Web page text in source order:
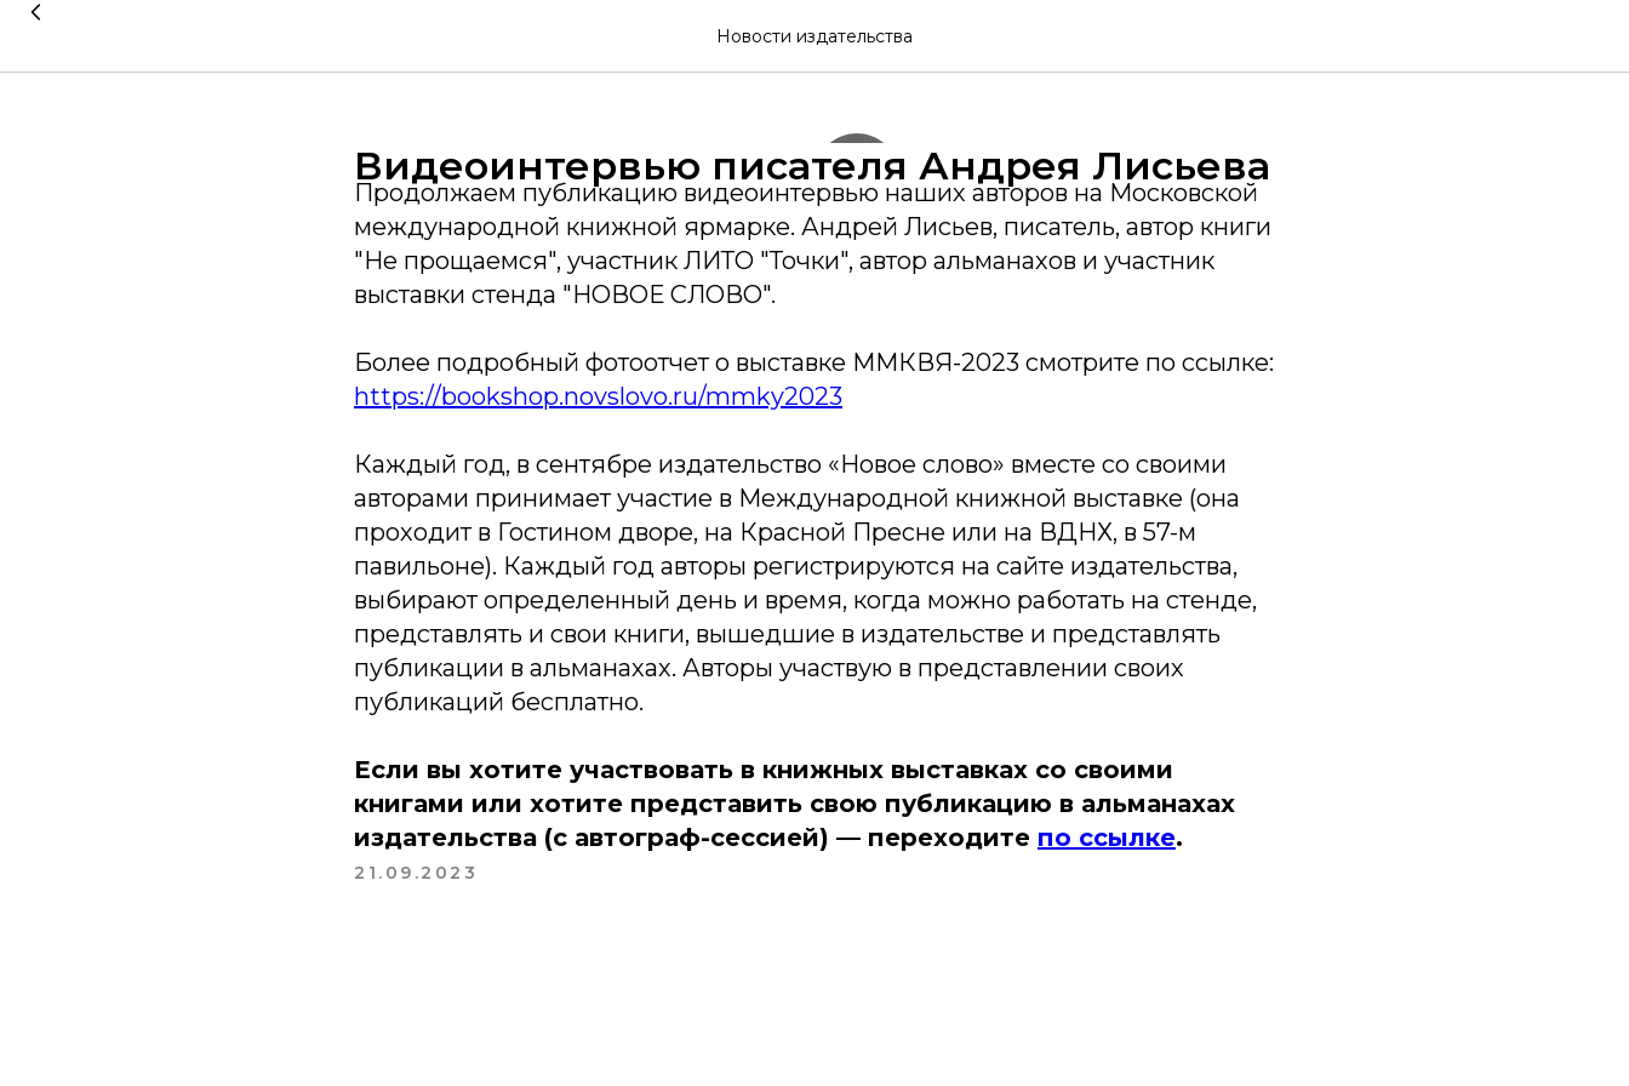
Новости издательства
Видеоинтервью писателя Андрея Лисьева
Продолжаем публикацию видеоинтервью наших авторов на Московской
международной книжной ярмарке. Андрей Лисьев, писатель, автор книги
"Не прощаемся", участник ЛИТО "Точки", автор альманахов и участник
выставки стенда "НОВОЕ СЛОВО".
Более подробный фотоотчет о выставке ММКВЯ-2023 смотрите по ссылке:
https://bookshop.novslovo.ru/mmky2023
Каждый год, в сентябре издательство «Новое слово» вместе со своими
авторами принимает участие в Международной книжной выставке (она
проходит в Гостином дворе, на Красной Пресне или на ВДНХ, в 57-м
павильоне). Каждый год авторы регистрируются на сайте издательства,
выбирают определенный день и время, когда можно работать на стенде,
представлять и свои книги, вышедшие в издательстве и представлять
публикации в альманахах. Авторы участвую в представлении своих
публикаций бесплатно.
Если вы хотите участвовать в книжных выставках со своими
книгами или хотите представить свою публикацию в альманахах
издательства (с автограф-сессией) — переходите по ссылке.
21.09.2023